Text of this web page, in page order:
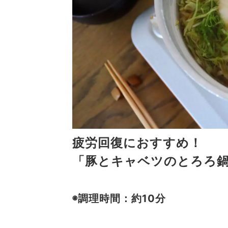
疲労回復におすすめ！
「豚とキャベツのとろろ
◉調理時間：約10分